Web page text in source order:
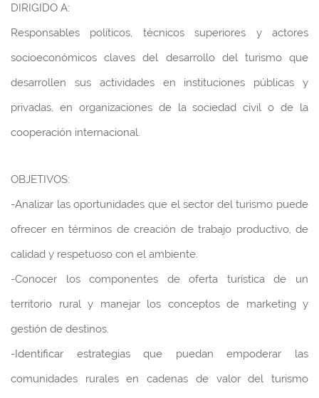
DIRIGIDO A:
Responsables políticos, técnicos superiores y actores
socioeconómicos claves del desarrollo del turismo que
desarrollen sus actividades en instituciones públicas y
privadas, en organizaciones de la sociedad civil o de la
cooperación internacional.
OBJETIVOS:
-Analizar las oportunidades que el sector del turismo puede
ofrecer en términos de creación de trabajo productivo, de
calidad y respetuoso con el ambiente.
-Conocer los componentes de oferta turística de un
territorio rural y manejar los conceptos de marketing y
gestión de destinos.
-Identificar estrategias que puedan empoderar las
comunidades rurales en cadenas de valor del turismo